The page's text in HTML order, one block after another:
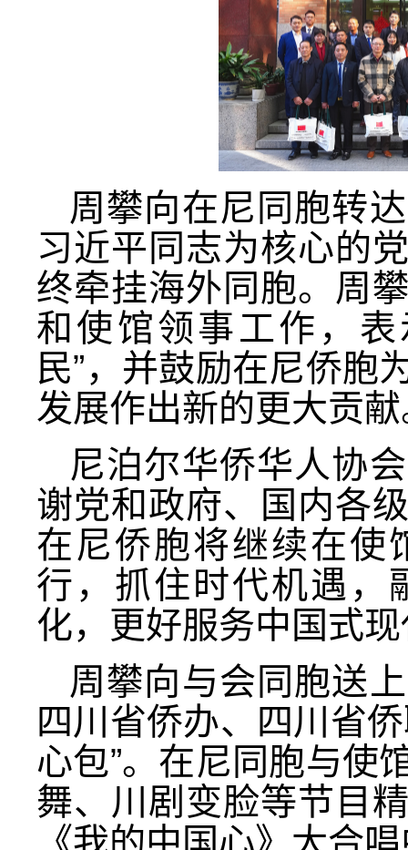
周攀向在尼同胞转
习近平同志为核心的
终牵挂海外同胞。周
和使馆领事工作，
民”， 并鼓励在尼侨胞
发展作出新的更大贡
尼泊尔华侨华人协会
谢党和政府、国内各
在尼侨胞将继续在使
行，抓住时代机遇，
化，更好服务中国式
周攀向与会同胞送
四川省侨办、四川省
心包”。在尼 同胞与使
舞、川剧变脸等节目